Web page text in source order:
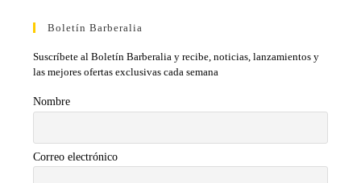
Boletín Barberalia
Suscríbete al Boletín Barberalia y recibe, noticias, lanzamientos y
las mejores ofertas exclusivas cada semana
Nombre
Correo electrónico